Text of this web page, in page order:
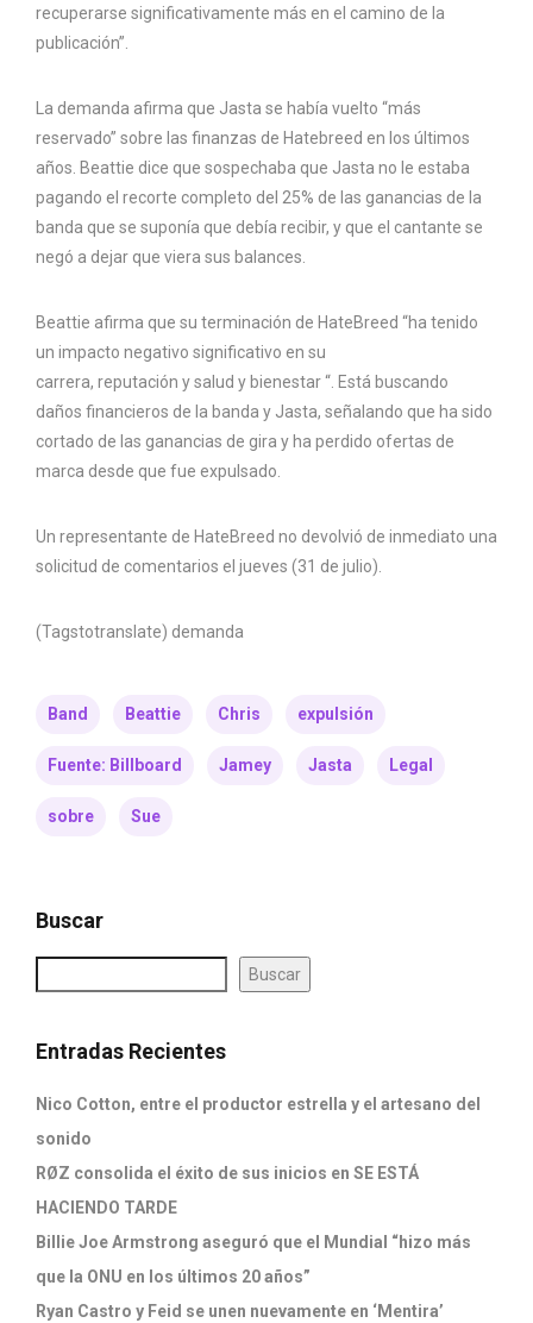
recuperarse significativamente más en el camino de la
publicación”.
La demanda afirma que Jasta se había vuelto “más
reservado” sobre las finanzas de Hatebreed en los últimos
años. Beattie dice que sospechaba que Jasta no le estaba
pagando el recorte completo del 25% de las ganancias de la
banda que se suponía que debía recibir, y que el cantante se
negó a dejar que viera sus balances.
Beattie afirma que su terminación de HateBreed “ha tenido
un impacto negativo significativo en su
carrera, reputación y salud y bienestar “. Está buscando
daños financieros de la banda y Jasta, señalando que ha sido
cortado de las ganancias de gira y ha perdido ofertas de
marca desde que fue expulsado.
Un representante de HateBreed no devolvió de inmediato una
solicitud de comentarios el jueves (31 de julio).
(Tagstotranslate) demanda
Band Beattie Chris expulsión
Fuente: Billboard Jamey Jasta Legal
sobre Sue
Buscar
Buscar
Entradas Recientes
Nico Cotton, entre el productor estrella y el artesano del
sonido
RØZ consolida el éxito de sus inicios en SE ESTÁ
HACIENDO TARDE
Billie Joe Armstrong aseguró que el Mundial “hizo más
que la ONU en los últimos 20 años”
Ryan Castro y Feid se unen nuevamente en ‘Mentira’